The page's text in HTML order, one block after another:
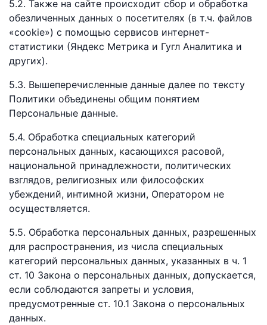
5.2. Также на сайте происходит сбор и обработка
обезличенных данных о посетителях (в т.ч. файлов
«cookie») с помощью сервисов интернет-
статистики (Яндекс Метрика и Гугл Аналитика и
других).
5.3. Вышеперечисленные данные далее по тексту
Политики объединены общим понятием
Персональные данные.
5.4. Обработка специальных категорий
персональных данных, касающихся расовой,
национальной принадлежности, политических
взглядов, религиозных или философских
убеждений, интимной жизни, Оператором не
осуществляется.
5.5. Обработка персональных данных, разрешенных
для распространения, из числа специальных
категорий персональных данных, указанных в ч. 1
ст. 10 Закона о персональных данных, допускается,
если соблюдаются запреты и условия,
предусмотренные ст. 10.1 Закона о персональных
данных.